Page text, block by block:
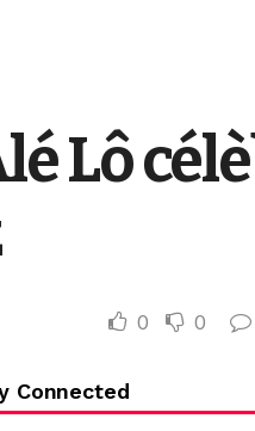
Lô
0 0
Connected